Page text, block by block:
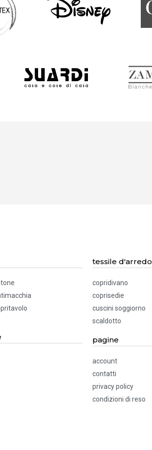
tessile d'arredo
copridivano
coprisedie
cuscini soggiorno
scaldotto
pagine
account
contatti
privacy policy
condizioni di reso